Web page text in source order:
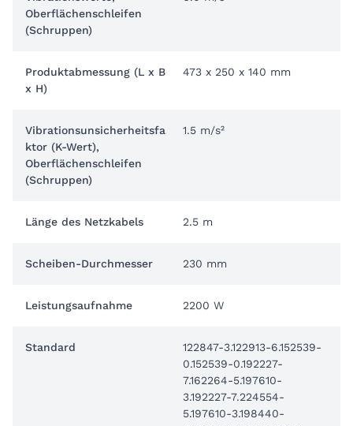
Oberflächenschleifen
(Schruppen)
Produktabmessung (L x B
x H)
473 x 250 x 140 mm
Vibrationsunsicherheitsfa
ktor (K-Wert),
Oberflächenschleifen
(Schruppen)
1.5 m/s²
Länge des Netzkabels 2.5 m
Scheiben-Durchmesser 230 mm
Leistungsaufnahme 2200 W
Standard
122847-3.122913-6.152539-
0.152539-0.192227-
7.162264-5.197610-
3.192227-7.224554-
5.197610-3.198440-